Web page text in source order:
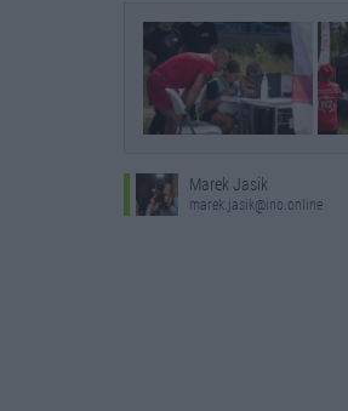
Marek Jasik
marek.jasik@ino.online